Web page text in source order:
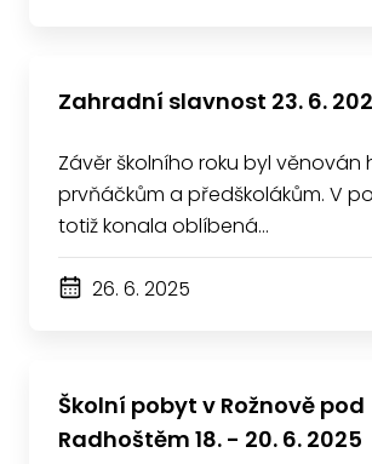
Zahradní slavnost 23. 6.
Závěr školního roku byl věnován
prvňáčkům a předškolákům. V
totiž konala oblíbená…
26. 6. 2025
Školní pobyt v Rožnově pod
Radhoštěm 18. - 20. 6. 2025